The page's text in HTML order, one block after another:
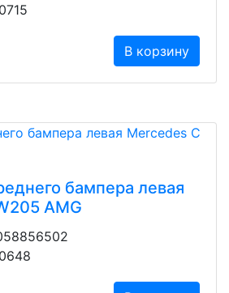
В корзину
бампера левая
AMG